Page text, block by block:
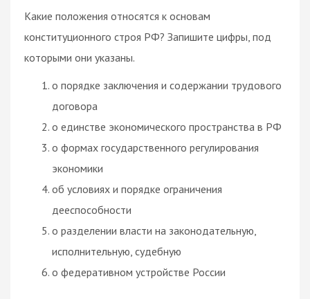
Какие положения относятся к основам
конституционного строя РФ? Запишите цифры, под
которыми они указаны.
о порядке заключения и содержании трудового
договора
о единстве экономического пространства в РФ
о формах государственного регулирования
экономики
об условиях и порядке ограничения
дееспособности
о разделении власти на законодательную,
исполнительную, судебную
о федеративном устройстве России